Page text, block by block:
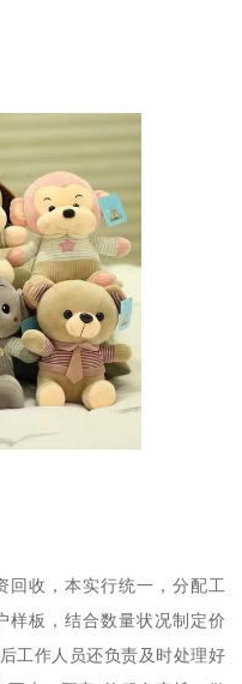
回收，本实行统一，分配工
样板，结合数量状况制定价
工作人员还负责及时处理好